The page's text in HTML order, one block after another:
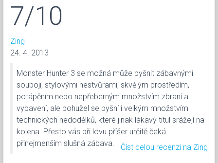
7/10
Zing
24. 4. 2013
Monster Hunter 3 se možná může pyšnit zábavnými
souboji, stylovými nestvůrami, skvělým prostředím,
potápěním nebo nepřeberným množstvím zbraní a
vybavení, ale bohužel se pyšní i velkým množstvím
technických nedodělků, které jinak lákavý titul srážejí na
kolena. Přesto vás při lovu příšer určitě čeká
přinejmenším slušná zábava.
Číst celou recenzi na Zing